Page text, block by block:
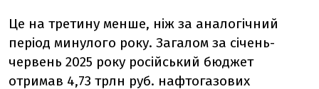
Це на третину менше, ніж за аналогічний
період минулого року. Загалом за січень-
червень 2025 року російський бюджет
отримав 4,73 трлн руб. нафтогазових